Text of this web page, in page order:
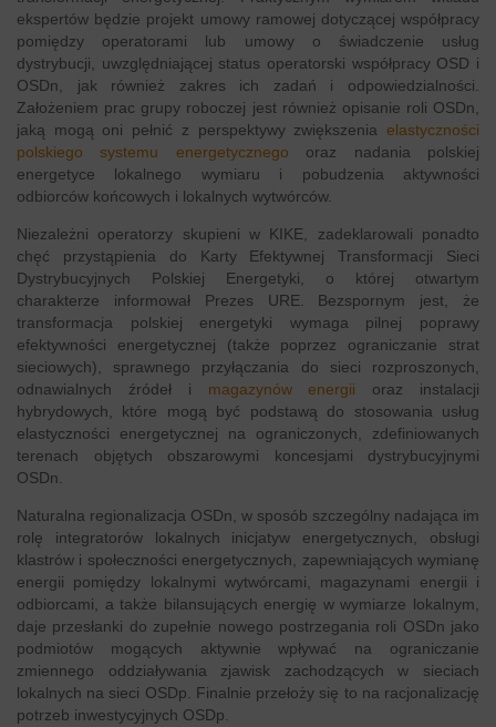
ekspertów będzie projekt umowy ramowej dotyczącej współpracy
pomiędzy operatorami lub umowy o świadczenie usług
dystrybucji, uwzględniającej status operatorski współpracy OSD i
OSDn, jak również zakres ich zadań i odpowiedzialności.
Założeniem prac grupy roboczej jest również opisanie roli OSDn,
jaką mogą oni pełnić z perspektywy zwiększenia elastyczności
polskiego systemu energetycznego oraz nadania polskiej
energetyce lokalnego wymiaru i pobudzenia aktywności
odbiorców końcowych i lokalnych wytwórców.
Niezależni operatorzy skupieni w KIKE, zadeklarowali ponadto
chęć przystąpienia do Karty Efektywnej Transformacji Sieci
Dystrybucyjnych Polskiej Energetyki, o której otwartym
charakterze informował Prezes URE. Bezspornym jest, że
transformacja polskiej energetyki wymaga pilnej poprawy
efektywności energetycznej (także poprzez ograniczanie strat
sieciowych), sprawnego przyłączania do sieci rozproszonych,
odnawialnych źródeł i magazynów energii oraz instalacji
hybrydowych, które mogą być podstawą do stosowania usług
elastyczności energetycznej na ograniczonych, zdefiniowanych
terenach objętych obszarowymi koncesjami dystrybucyjnymi
OSDn.
Naturalna regionalizacja OSDn, w sposób szczególny nadająca im
rolę integratorów lokalnych inicjatyw energetycznych, obsługi
klastrów i społeczności energetycznych, zapewniających wymianę
energii pomiędzy lokalnymi wytwórcami, magazynami energii i
odbiorcami, a także bilansujących energię w wymiarze lokalnym,
daje przesłanki do zupełnie nowego postrzegania roli OSDn jako
podmiotów mogących aktywnie wpływać na ograniczanie
zmiennego oddziaływania zjawisk zachodzących w sieciach
lokalnych na sieci OSDp. Finalnie przełoży się to na racjonalizację
potrzeb inwestycyjnych OSDp.